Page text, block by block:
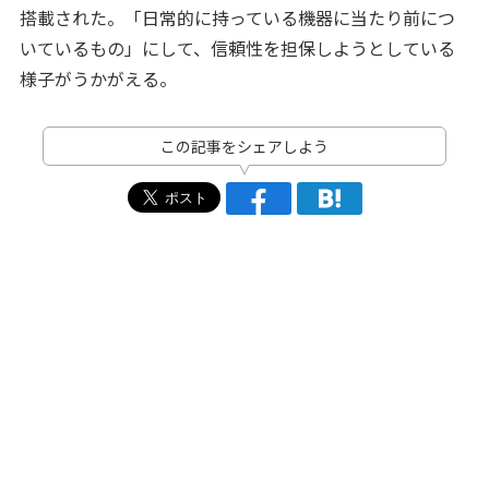
搭載された。「日常的に持っている機器に当たり前につ
いているもの」にして、信頼性を担保しようとしている
様子がうかがえる。
この記事をシェアしよう